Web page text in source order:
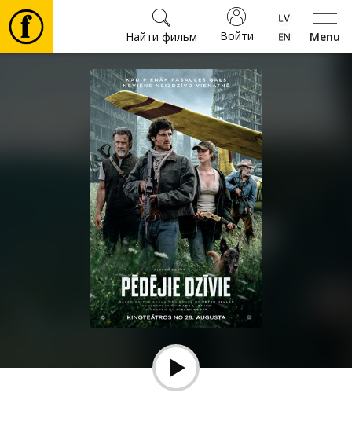
Menu
Войти
Найти фильм
Фильмы
Культура
Мероприятия
Новости
Подарки